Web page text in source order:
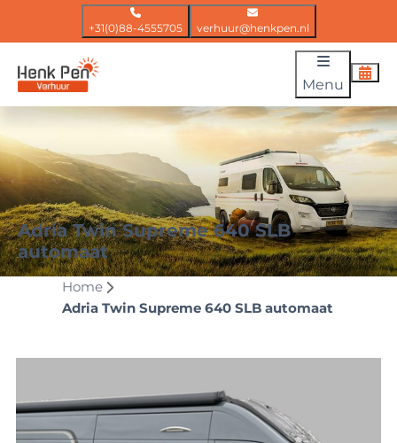
+31(0)88-4555705 verhuur@henkpen.nl
Menu
Adria Twin Supreme 640 SLB
automaat
Home
Adria Twin Supreme 640 SLB automaat